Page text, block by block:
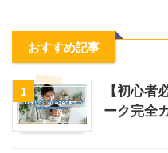
おすすめ記事
1
【初心
ーク完全